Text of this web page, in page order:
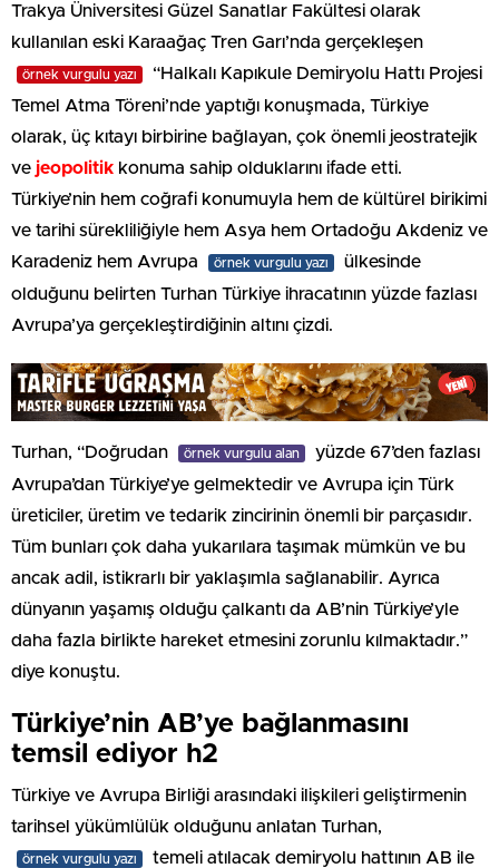
Trakya Üniversitesi Güzel Sanatlar Fakültesi olarak
kullanılan eski Karaağaç Tren Garı’nda gerçekleşen
örnek vurgulu yazı
“Halkalı Kapıkule Demiryolu Hattı Projesi
Temel Atma Töreni’nde yaptığı konuşmada, Türkiye
olarak, üç kıtayı birbirine bağlayan, çok önemli jeostratejik
ve jeopolitik konuma sahip olduklarını ifade etti.
Türkiye’nin hem coğrafi konumuyla hem de kültürel birikimi
ve tarihi sürekliliğiyle hem Asya hem Ortadoğu Akdeniz ve
Karadeniz hem Avrupa
örnek vurgulu yazı
ülkesinde
olduğunu belirten Turhan Türkiye ihracatının yüzde fazlası
Avrupa’ya gerçekleştirdiğinin altını çizdi.
Turhan, “Doğrudan örnek vurgulu alan
yüzde 67’den fazlası
Avrupa’dan Türkiye’ye gelmektedir ve Avrupa için Türk
üreticiler, üretim ve tedarik zincirinin önemli bir parçasıdır.
Tüm bunları çok daha yukarılara taşımak mümkün ve bu
ancak adil, istikrarlı bir yaklaşımla sağlanabilir. Ayrıca
dünyanın yaşamış olduğu çalkantı da AB’nin Türkiye’yle
daha fazla birlikte hareket etmesini zorunlu kılmaktadır.”
diye konuştu.
Türkiye’nin AB’ye bağlanmasını
temsil ediyor h2
Türkiye ve Avrupa Birliği arasındaki ilişkileri geliştirmenin
tarihsel yükümlülük olduğunu anlatan Turhan,
örnek vurgulu yazı
temeli atılacak demiryolu hattının AB ile